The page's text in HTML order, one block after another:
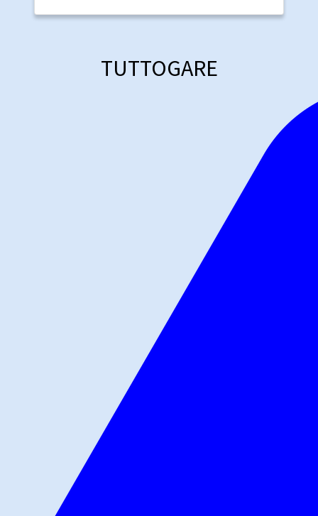
TUTTOGARE